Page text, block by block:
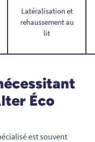
Latéralisation et
rehaussement au
lit
Éco
est souvent